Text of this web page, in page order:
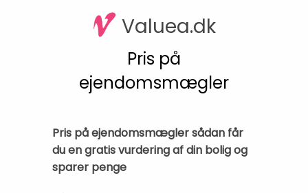
Valuea.dk
Pris på
ejendomsmægler
Pris på ejendomsmægler sådan får
du en gratis vurdering af din bolig og
sparer penge